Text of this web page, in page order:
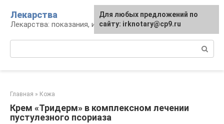
контенту
Лекарства
Лекарства: показания, инструкция, аналоги
Главная » Кожа
Крем «Тридерм» в комплексном лечении
пустулезного псориаза
Для любых предложений по
сайту: irknotary@cp9.ru